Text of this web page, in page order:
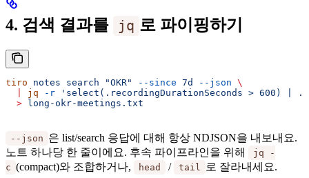
4. 검색 결과를 jq 로 파이핑하기
tiro notes search "OKR" --since 7d --json \
jq -r 'select(.recordingDurationSeconds > 600) |
  >
long-okr-meetings.txt
--json 은 list/search 응답에 대해 항상 NDJSON을 내보내요.
노트 하나당 한 줄이에요. 후속 파이프라인을 위해
jq -
c (compact)와 조합하거나, head / tail 로 잘라내세요.